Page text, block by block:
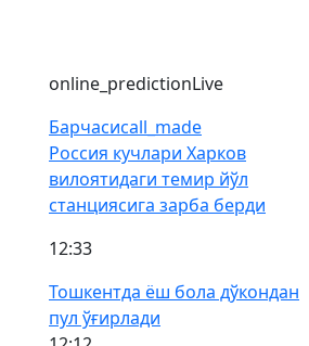
online_predictionLive
Барчасиcall_made
Россия кучлари Харков
вилоятидаги темир йўл
станциясига зарба берди
12:33
Тошкентда ёш бола дўкондан
пул ўғирлади